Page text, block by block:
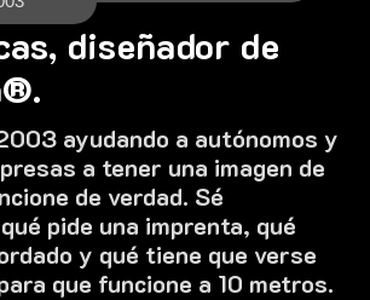
diseñador de
ayudando a autónomos y
a tener una imagen de
de verdad. Sé
pide una imprenta, qué
y qué tiene que verse
que funcione a 10 metros.